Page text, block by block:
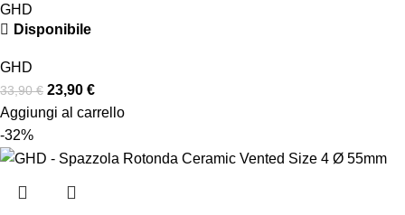
GHD
Disponibile
GHD
33,90€ 23,90 €
Aggiungi al carrello
-32%